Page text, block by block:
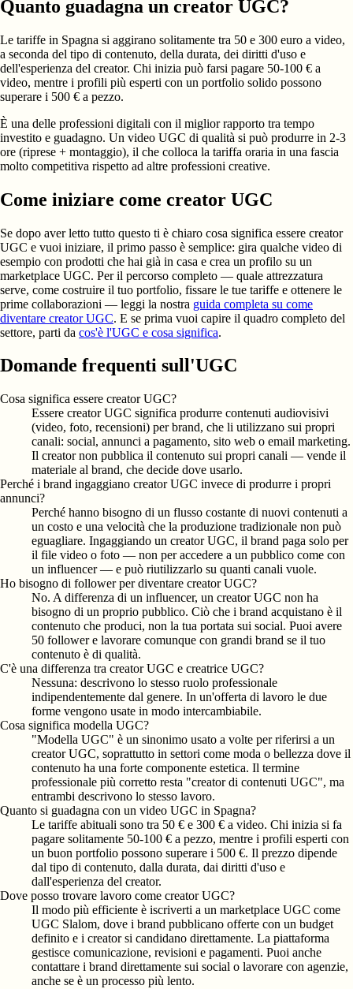
Quanto guadagna un creator UGC?
Le tariffe in Spagna si aggirano solitamente tra 50 e 300 euro a video,
a seconda del tipo di contenuto, della durata, dei diritti d'uso e
dell'esperienza del creator. Chi inizia può farsi pagare 50-100 € a
video, mentre i profili più esperti con un portfolio solido possono
superare i 500 € a pezzo.
È una delle professioni digitali con il miglior rapporto tra tempo
investito e guadagno. Un video UGC di qualità si può produrre in 2-3
ore (riprese + montaggio), il che colloca la tariffa oraria in una fascia
molto competitiva rispetto ad altre professioni creative.
Come iniziare come creator UGC
Se dopo aver letto tutto questo ti è chiaro cosa significa essere creator
UGC e vuoi iniziare, il primo passo è semplice: gira qualche video di
esempio con prodotti che hai già in casa e crea un profilo su un
marketplace UGC. Per il percorso completo — quale attrezzatura
serve, come costruire il tuo portfolio, fissare le tue tariffe e ottenere le
prime collaborazioni — leggi la nostra guida completa su come
diventare creator UGC. E se prima vuoi capire il quadro completo del
settore, parti da cos'è l'UGC e cosa significa.
Domande frequenti sull'UGC
Cosa significa essere creator UGC?
Essere creator UGC significa produrre contenuti audiovisivi
(video, foto, recensioni) per brand, che li utilizzano sui propri
canali: social, annunci a pagamento, sito web o email marketing.
Il creator non pubblica il contenuto sui propri canali — vende il
materiale al brand, che decide dove usarlo.
Perché i brand ingaggiano creator UGC invece di produrre i propri
annunci?
Perché hanno bisogno di un flusso costante di nuovi contenuti a
un costo e una velocità che la produzione tradizionale non può
eguagliare. Ingaggiando un creator UGC, il brand paga solo per
il file video o foto — non per accedere a un pubblico come con
un influencer — e può riutilizzarlo su quanti canali vuole.
Ho bisogno di follower per diventare creator UGC?
No. A differenza di un influencer, un creator UGC non ha
bisogno di un proprio pubblico. Ciò che i brand acquistano è il
contenuto che produci, non la tua portata sui social. Puoi avere
50 follower e lavorare comunque con grandi brand se il tuo
contenuto è di qualità.
C'è una differenza tra creator UGC e creatrice UGC?
Nessuna: descrivono lo stesso ruolo professionale
indipendentemente dal genere. In un'offerta di lavoro le due
forme vengono usate in modo intercambiabile.
Cosa significa modella UGC?
"Modella UGC" è un sinonimo usato a volte per riferirsi a un
creator UGC, soprattutto in settori come moda o bellezza dove il
contenuto ha una forte componente estetica. Il termine
professionale più corretto resta "creator di contenuti UGC", ma
entrambi descrivono lo stesso lavoro.
Quanto si guadagna con un video UGC in Spagna?
Le tariffe abituali sono tra 50 € e 300 € a video. Chi inizia si fa
pagare solitamente 50-100 € a pezzo, mentre i profili esperti con
un buon portfolio possono superare i 500 €. Il prezzo dipende
dal tipo di contenuto, dalla durata, dai diritti d'uso e
dall'esperienza del creator.
Dove posso trovare lavoro come creator UGC?
Il modo più efficiente è iscriverti a un marketplace UGC come
UGC Slalom, dove i brand pubblicano offerte con un budget
definito e i creator si candidano direttamente. La piattaforma
gestisce comunicazione, revisioni e pagamenti. Puoi anche
contattare i brand direttamente sui social o lavorare con agenzie,
anche se è un processo più lento.